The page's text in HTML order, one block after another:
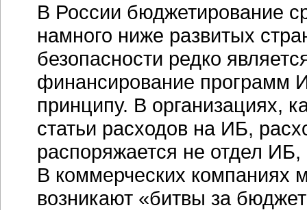
В России бюджетирование
намного ниже развитых
безопасности редко
финансирование программ
принципу. В организациях,
статьи расходов на ИБ,
распоряжается не отдел
В коммерческих компаниях
возникают «битвы за